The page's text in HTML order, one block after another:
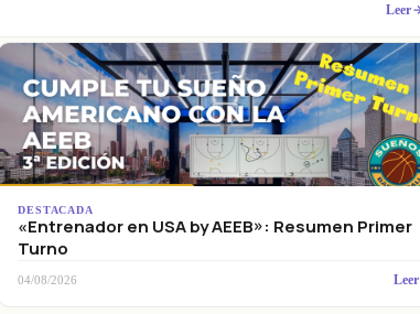
Leer
DESTACADA
«Entrenador en USA by AEEB»: Resumen Primer
Turno
04/08/2026 Leer